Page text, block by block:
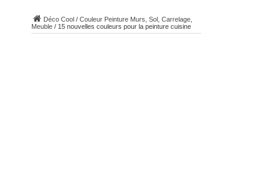
Déco Cool/ Couleur Peinture Murs, Sol, Carrelage,
Meuble/ 15 nouvelles couleurs pour la peinture cuisine